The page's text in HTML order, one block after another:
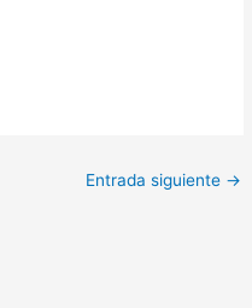
Entrada siguiente →